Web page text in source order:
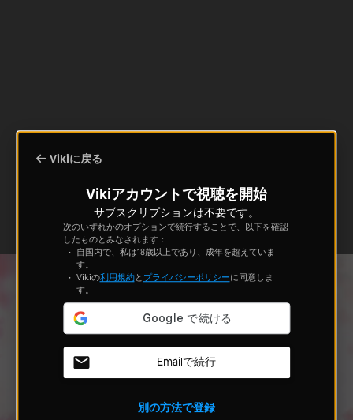
Vikiに戻る
Vikiアカウントで視聴を開始
サブスクリプションは不要です。
次のいずれかのオプションで続行することで、以下を確認
したものとみなされます：
自国内で、私は18歳以上であり、成年を超えていま
す。
Vikiの利用規約と プライバシーポリシーに同意しま
す。
Emailで続行
別の方法で登録